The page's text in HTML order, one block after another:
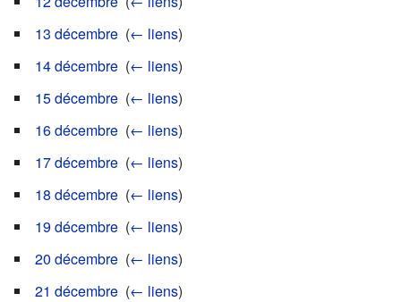
13 décembre (← liens)
14 décembre (← liens)
15 décembre (← liens)
16 décembre (← liens)
17 décembre (← liens)
18 décembre (← liens)
19 décembre (← liens)
20 décembre (← liens)
21 décembre (← liens)